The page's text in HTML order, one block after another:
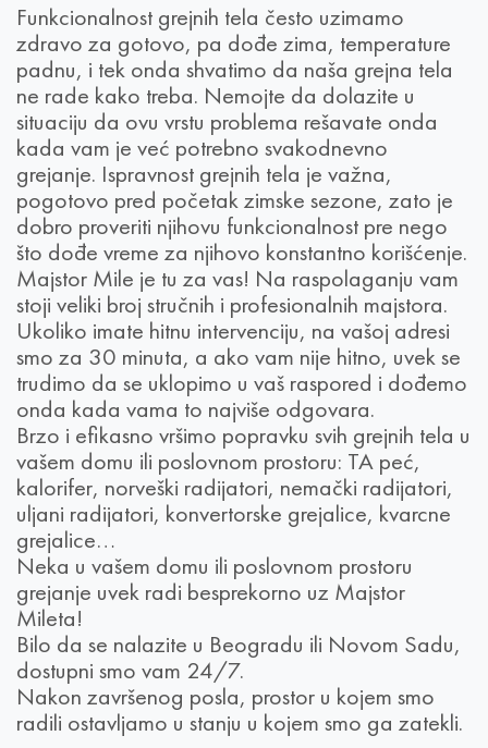
Funkcionalnost grejnih tela često uzimamo
zdravo za gotovo, pa dođe zima, temperature
padnu, i tek onda shvatimo da naša grejna tela
ne rade kako treba. Nemojte da dolazite u
situaciju da ovu vrstu problema rešavate onda
kada vam je već potrebno svakodnevno
grejanje. Ispravnost grejnih tela je važna,
pogotovo pred početak zimske sezone, zato je
dobro proveriti njihovu funkcionalnost pre nego
što dođe vreme za njihovo konstantno korišćenje.
Majstor Mile je tu za vas! Na raspolaganju vam
stoji veliki broj stručnih i profesionalnih majstora.
Ukoliko imate hitnu intervenciju, na vašoj adresi
smo za 30 minuta, a ako vam nije hitno, uvek se
trudimo da se uklopimo u vaš raspored i dođemo
onda kada vama to najviše odgovara.
Brzo i efikasno vršimo popravku svih grejnih tela u
vašem domu ili poslovnom prostoru: TA peć,
kalorifer, norveški radijatori, nemački radijatori,
uljani radijatori, konvertorske grejalice, kvarcne
grejalice…
Neka u vašem domu ili poslovnom prostoru
grejanje uvek radi besprekorno uz Majstor
Mileta!
Bilo da se nalazite u Beogradu ili Novom Sadu,
dostupni smo vam 24/7.
Nakon završenog posla, prostor u kojem smo
radili ostavljamo u stanju u kojem smo ga zatekli.